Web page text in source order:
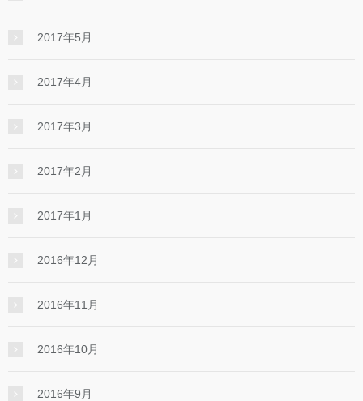
2017年5月
2017年4月
2017年3月
2017年2月
2017年1月
2016年12月
2016年11月
2016年10月
2016年9月